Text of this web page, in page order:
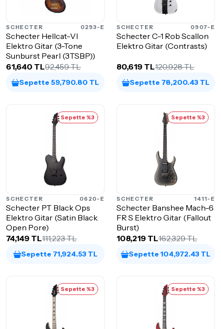
SCHECTER 0293-E
Schecter Hellcat-VI
Elektro Gitar (3-Tone
Sunburst Pearl (3TSBP))
61,640 TL92,459 TL
Sepette 59,790.80 TL
SCHECTER 0907-E
Schecter C-1 Rob Scallon
Elektro Gitar (Contrasts)
80,619 TL120,928 TL
Sepette 78,200.43 TL
Sepette %3
SCHECTER 0620-E
Schecter PT Black Ops
Elektro Gitar (Satin Black
Open Pore)
74,149 TL111,223 TL
Sepette 71,924.53 TL
Sepette %3
SCHECTER 1411-E
Schecter Banshee Mach-6
FR S Elektro Gitar (Fallout
Burst)
108,219 TL162,329 TL
Sepette 104,972.43 TL
Sepette %3 Sepette %3